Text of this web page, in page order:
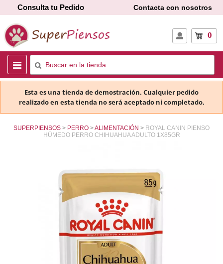
Consulta tu Pedido Contacta con nosotros
0
Esta es una tienda de demostración. Cualquier pedido
realizado en esta tienda no será aceptado ni completado.
SUPERPIENSOS PERRO ALIMENTACIÓN
ROYAL CANIN PIENSO
HÚMEDO PERRO CHIHUAHUA ADULTO 1X85GR